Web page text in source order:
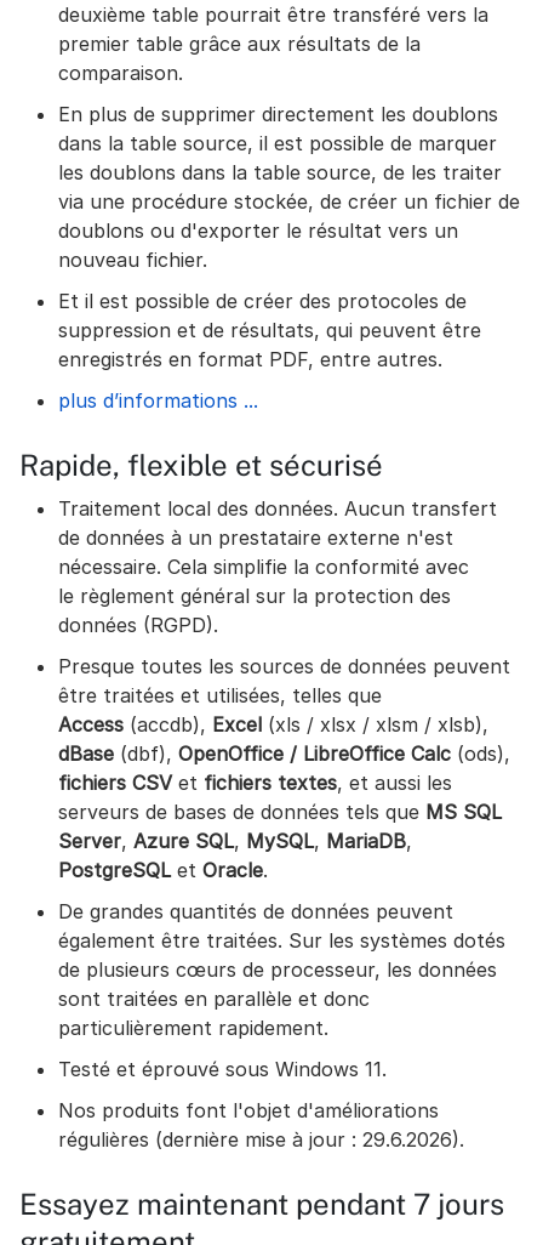
deuxième table pourrait être transféré vers la
premier table grâce aux résultats de la
comparaison.
En plus de supprimer directement les doublons
dans la table source, il est possible de marquer
les doublons dans la table source, de les traiter
via une procédure stockée, de créer un fichier de
doublons ou d'exporter le résultat vers un
nouveau fichier.
Et il est possible de créer des protocoles de
suppression et de résultats, qui peuvent être
enregistrés en format PDF, entre autres.
plus d’informations ...
Rapide, flexible et sécurisé
Traitement local des données. Aucun transfert
de données à un prestataire externe n'est
nécessaire. Cela simplifie la conformité avec
le règlement général sur la protection des
données (RGPD).
Presque toutes les sources de données peuvent
être traitées et utilisées, telles que
Access (accdb), Excel (xls / xlsx / xlsm / xlsb),
dBase (dbf), OpenOffice / LibreOffice Calc (ods),
fichiers CSVet fichiers textes, et aussi les
serveurs de bases de données tels que MS SQL
Server, Azure SQL, MySQL, MariaDB,
PostgreSQLet Oracle.
De grandes quantités de données peuvent
également être traitées. Sur les systèmes dotés
de plusieurs cœurs de processeur, les données
sont traitées en parallèle et donc
particulièrement rapidement.
Testé et éprouvé sous Windows 11.
Nos produits font l'objet d'améliorations
régulières (dernière mise à jour : 29.6.2026).
Essayez maintenant pendant 7 jours